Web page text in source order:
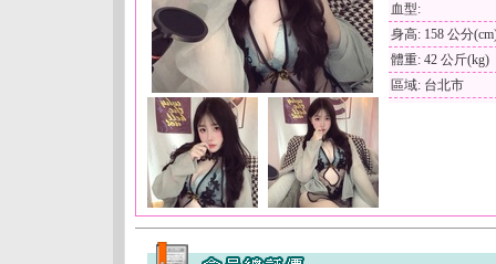
血型:
身高: 158 公分
體重: 42 公斤(kg)
區域: 台北市